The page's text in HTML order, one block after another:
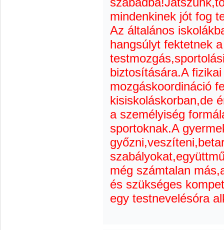
mindenkinek jót fog
Az általános
hangsúlyt fektetnek
biztosítására.A
mozgáskoordináció
kisiskoláskorban,de
a személyiség
sportoknak.A
még számtalan
és szükséges
egy testnevelésóra